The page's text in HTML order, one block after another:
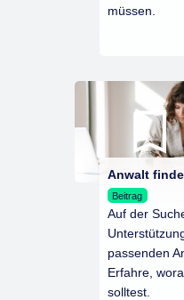
müssen.
Anwalt
Beitrag
Auf der
passenden
Erfahre,
solltest.